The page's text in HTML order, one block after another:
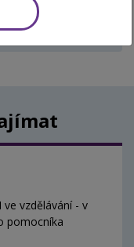
termíny.
vzdělávání - v
pomocníka